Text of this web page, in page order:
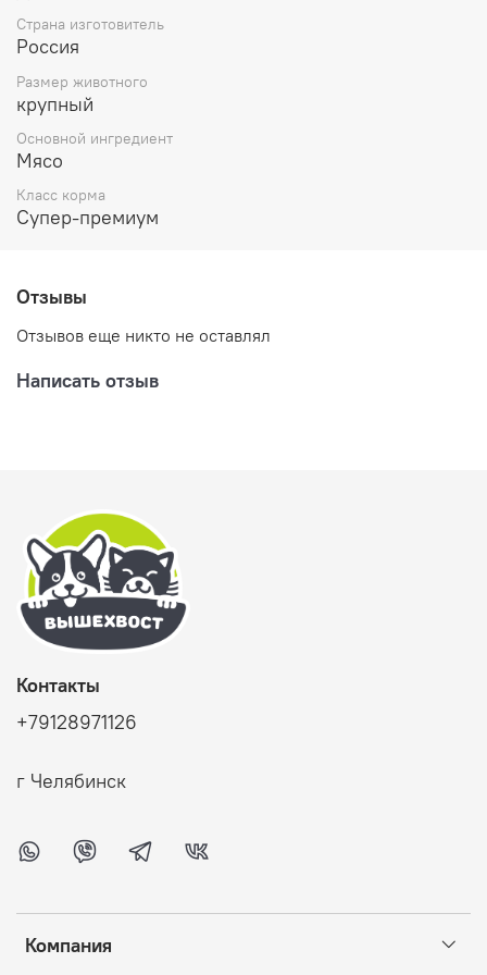
Страна изготовитель
Россия
Размер животного
крупный
Основной ингредиент
Мясо
Класс корма
Супер-премиум
Отзывы
Отзывов еще никто не оставлял
Написать отзыв
Компания
Контакты
+79128971126
г Челябинск